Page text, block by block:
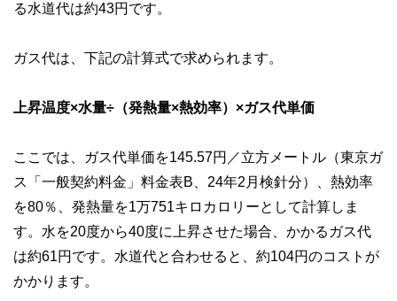
る水道代は約43円です。
ガス代は、下記の計算式で求められます。
上昇温度×水量÷（発熱量×熱効率）×ガス代単価
ここでは、ガス代単価を145.57円／立方メートル（東京ガ
ス「一般契約料金」料金表B、24年2月検針分）、熱効率
を80％、発熱量を1万751キロカロリーとして計算しま
す。水を20度から40度に上昇させた場合、かかるガス代
は約61円です。水道代と合わせると、約104円のコストが
かかります。